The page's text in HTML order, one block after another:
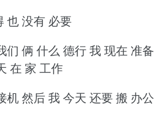
也 没有 必要
们 俩 什么 德行 我 现在 准备
在 家 工作
机 然后 我 今天 还要 搬 办公